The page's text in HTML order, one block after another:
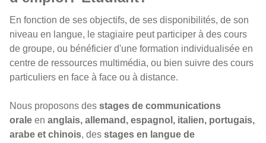
En fonction de ses objectifs, de ses disponibilités, de son
niveau en langue, le stagiaire peut participer à des cours
de groupe, ou bénéficier d'une formation individualisée en
centre de ressources multimédia, ou bien suivre des cours
particuliers en face à face ou à distance.
Nous proposons des stages de communications
orale en anglais, allemand, espagnol, italien, portugais,
arabe et chinois, des stages en langue de